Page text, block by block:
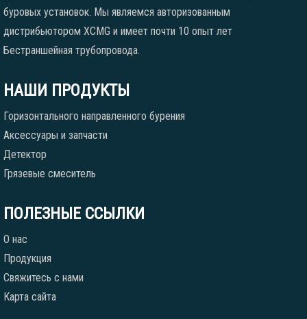
буровых установок. Мы являемся авторизованным
дистрибьютором XCMG и имеет почти 10 опыт лет
Бестраншейная трубопровода.
НАШИ ПРОДУКТЫ
Горизонтального направленного бурения
Аксессуары и запчасти
Детектор
Грязевые смеситель
ПОЛЕЗНЫЕ ССЫЛКИ
О нас
Продукция
Свяжитесь с нами
Карта сайта